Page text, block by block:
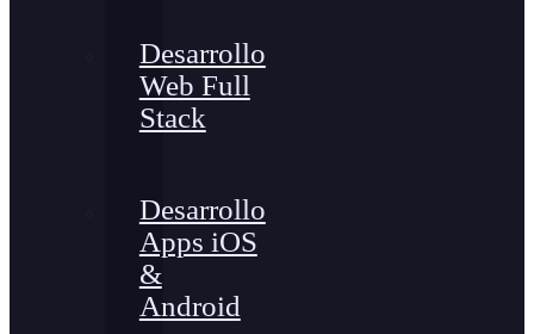
Desarrollo
Web Full
Stack
Desarrollo
Apps iOS
&
Android